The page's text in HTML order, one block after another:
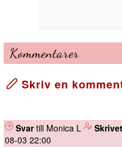
Kommentarer
Skriv en
Svartill Monica L
08-03 22:00